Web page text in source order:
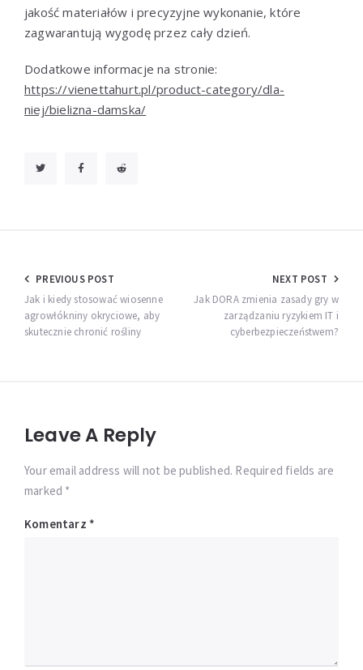
jakość materiałów i precyzyjne wykonanie, które
zagwarantują wygodę przez cały dzień.
Dodatkowe informacje na stronie:
https://vienettahurt.pl/product-category/dla-
niej/bielizna-damska/
Nawigacja
wpisu
PREVIOUS POST
Jak i kiedy stosować wiosenne
agrowłókniny okryciowe, aby
skutecznie chronić rośliny
NEXT POST
Jak DORA zmienia zasady gry w
zarządzaniu ryzykiem IT i
cyberbezpieczeństwem?
Leave A Reply
Your email address will not be published. Required fields are
marked *
Komentarz *